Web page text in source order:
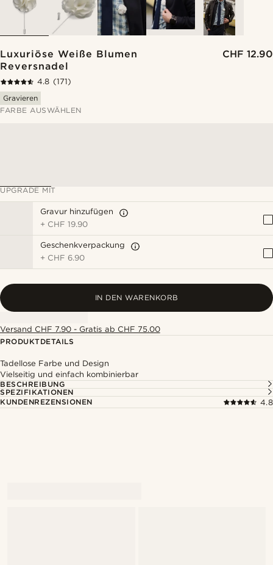
Luxuriöse Weiße Blumen
Reversnadel
CHF 12.90
4.8 (171)
Gravieren
FARBE AUSWÄHLEN
UPGRADE MIT
Gravur hinzufügen
+ CHF 19.90
Geschenkverpackung
+ CHF 6.90
IN DEN WARENKORB
Versand CHF 7.90 - Gratis ab CHF 75.00
PRODUKTDETAILS
Tadellose Farbe und Design
Vielseitig und einfach kombinierbar
BESCHREIBUNG
SPEZIFIKATIONEN
KUNDENREZENSIONEN
4.8